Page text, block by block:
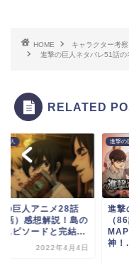
HOME キャラクター考
進撃の巨人ネタバレ51話の
RELATED
巨人
の巨人アニメ28話
話）感想解説！島の
エピソードと完結...
2022年4月4日
進撃の
進撃
（
神！